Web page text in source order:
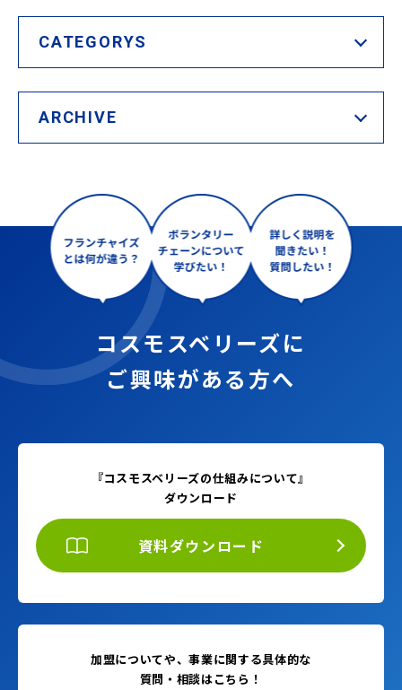
CATEGORYS
ARCHIVE
コスモスベリーズに
ご興味がある方へ
『コスモスベリーズの仕組みについて』
ダウンロード
資料ダウンロード
加盟についてや、事業に関する具体的な
質問・相談はこちら！